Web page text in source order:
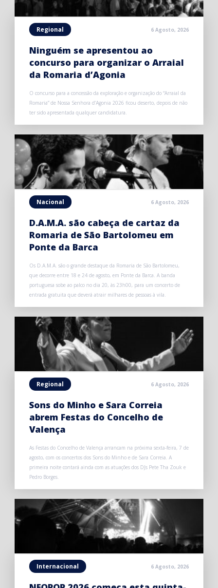
Regional 6 Agosto, 2026
Ninguém se apresentou ao
concurso para organizar o Arraial
da Romaria d’Agonia
O concurso para a concessão da exploração e organização do “Arraial da
Romaria” de Nossa Senhora d’Agonia 2026 ficou deserto, depois de não
ter sido apresentada qualquer candidatura.
Nacional 6 Agosto, 2026
D.A.M.A. são cabeça de cartaz da
Romaria de São Bartolomeu em
Ponte da Barca
Os D.A.M.A. são o grande destaque da Romaria de São Bartolomeu,
que decorre entre 18 e 24 de agosto, em Ponte da Barca. A banda
portuguesa sobe ao palco no dia 20, às 23h00, para um concerto de
entrada gratuita que deverá atrair milhares de pessoas à vila.
Regional 6 Agosto, 2026
Sons do Minho e Sara Correia
abrem Festas do Concelho de
Valença
As Festas do Concelho de Valença arrancam na próxima sexta-feira, 7 de
agosto, com os concertos dos Sons do Minho e de Sara Correia. A
primeira noite contará ainda com as atuações dos DJs Pete Tha Zouk e
Pedro Borges.
Internacional 6 Agosto, 2026